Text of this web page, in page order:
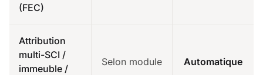
(FEC)
Attribution
multi-SCI /
immeuble /
Selon module Automatique